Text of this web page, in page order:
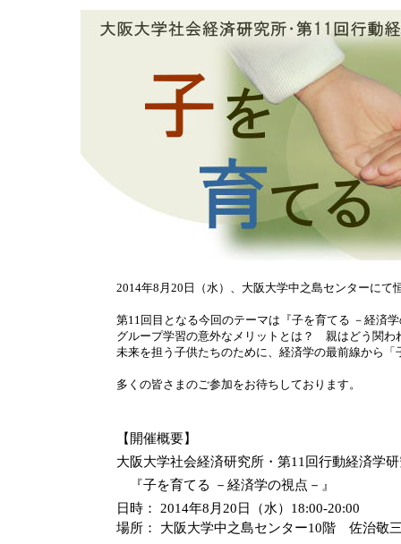
2014年8月20日（水）、大阪大学中之島センターに
第11回目となる今回のテーマは『子を育てる －経済
グループ学習の意外なメリットとは？ 親はどう関
未来を担う子供たちのために、経済学の最前線から「
多くの皆さまのご参加をお待ちしております。
【開催概要】
大阪大学社会経済研究所・第11回行動経済学
『子を育てる －経済学の視点－』
日時： 2014年8月20日（水）18:00-20:00
場所 ： 大阪大学中之島センター10階 佐治敬